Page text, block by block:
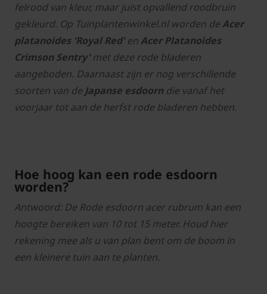
felrood van kleur, maar juist opvallend roodbruin
gekleurd. Op Tuinplantenwinkel.nl worden deAcer
platanoides 'Royal Red'enAcer Platanoides
Crimson Sentry'met deze rode bladeren
aangeboden. Daarnaast zijn er nog verschillende
soorten van de Japanse esdoorndie vanaf het
voorjaar tot aan de herfst rode bladeren hebben.
Hoe hoog kan een rode esdoorn
worden?
Antwoord: De Rode esdoorn acer rubrum kan een
hoogte bereiken van 10 tot 15 meter. Houd hier
rekening mee als u van plan bent om de boom in
een kleinere tuin aan te planten.